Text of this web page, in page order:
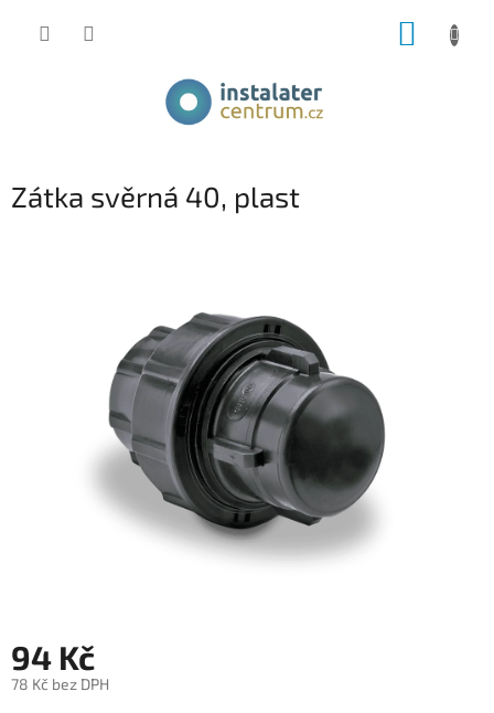
Zátka svěrná 40, plast
94 Kč
78 Kč bez DPH